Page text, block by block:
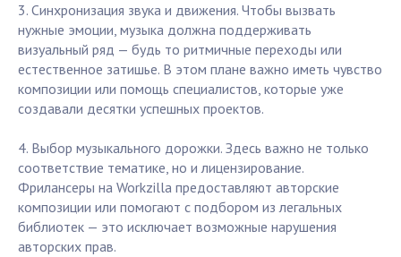
3. Синхронизация звука и движения. Чтобы вызвать
нужные эмоции, музыка должна поддерживать
визуальный ряд — будь то ритмичные переходы или
естественное затишье. В этом плане важно иметь чувство
композиции или помощь специалистов, которые уже
создавали десятки успешных проектов.
4. Выбор музыкального дорожки. Здесь важно не только
соответствие тематике, но и лицензирование.
Фрилансеры на Workzilla предоставляют авторские
композиции или помогают с подбором из легальных
библиотек — это исключает возможные нарушения
авторских прав.